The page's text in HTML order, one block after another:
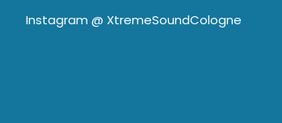
Instagram @ XtremeSoundCologne